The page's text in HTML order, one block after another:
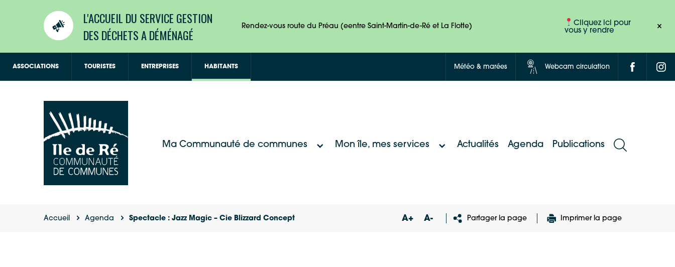
L'ACCUEIL DU SERVICE GESTION
DES DÉCHETS A DÉMÉNAGÉ
Rendez-vous route du Préau (eentre Saint-Martin-de-Ré et La Flotte)
Cliquez ici pour
vous y rendre
ASSOCIATIONS TOURISTES ENTREPRISES HABITANTS Météo & marées Webcam circulation
Ma Communauté de communes Mon île, mes services Actualités Agenda Publications
Accueil Agenda Spectacle : Jazz Magic – Cie Blizzard Concept A+ A- Partager la page Imprimer la page